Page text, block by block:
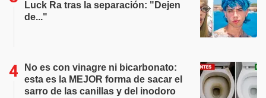
Luck Ra tras la separación: "Dejen
de..."
No es con vinagre ni bicarbonato:
esta es la MEJOR forma de sacar el
sarro de las canillas y del inodoro